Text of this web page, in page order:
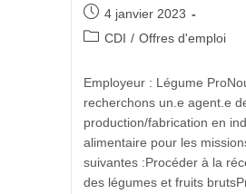
4 janvier 2023
CDI / Offres d'emploi
Employeur : Légume
recherchons un.e agent.e
production/fabrication en
alimentaire pour les
suivantes :Procéder à la
des légumes et fruits